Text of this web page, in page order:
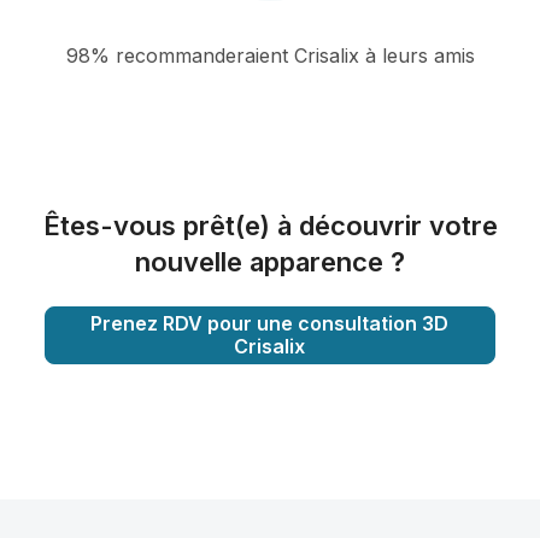
98% recommanderaient Crisalix à leurs amis
Êtes-vous prêt(e) à découvrir votre
nouvelle apparence ?
Prenez RDV pour une consultation 3D
Crisalix